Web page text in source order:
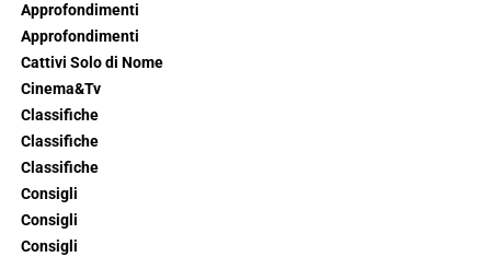
Approfondimenti
Approfondimenti
Cattivi Solo di Nome
Cinema&Tv
Classifiche
Classifiche
Classifiche
Consigli
Consigli
Consigli